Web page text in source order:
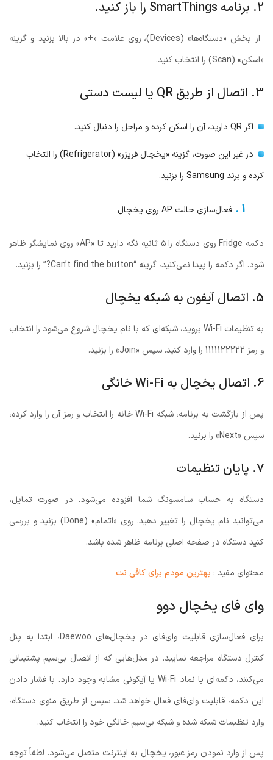
2. برنامه SmartThings را باز کنید.
از بخش «دستگاه‌ها» (Devices)، روی علامت «+» در بالا بزنید و گزینه
«اسکن» (Scan) را انتخاب کنید.
3. اتصال از طریق QR یا لیست دستی
اگر QR دارید، آن را اسکن کرده و مراحل را دنبال کنید.
در غیر این صورت، گزینه «یخچال فریزر» (Refrigerator) را انتخاب
کرده و برند Samsung را بزنید.
فعال‌سازی حالت AP روی یخچال
دکمه Fridge روی دستگاه را ۵ ثانیه نگه دارید تا «AP» روی نمایشگر ظاهر
شود. اگر دکمه را پیدا نمی‌کنید، گزینه “Can’t find the button?” را بزنید.
5. اتصال آیفون به شبکه یخچال
به تنظیمات Wi-Fi بروید، شبکه‌ای که با نام یخچال شروع می‌شود را انتخاب
و رمز 1111122222 را وارد کنید. سپس «Join» را بزنید.
6. اتصال یخچال به Wi-Fi خانگی
پس از بازگشت به برنامه، شبکه Wi-Fi خانه را انتخاب و رمز آن را وارد کرده،
سپس «Next» را بزنید.
7. پایان تنظیمات
دستگاه به حساب سامسونگ شما افزوده می‌شود. در صورت تمایل،
می‌توانید نام یخچال را تغییر دهید. روی «اتمام» (Done) بزنید و بررسی
کنید دستگاه در صفحه اصلی برنامه ظاهر شده باشد.
محتوای مفید : بهترین مودم برای کافی نت
وای فای یخچال دوو
برای فعال‌سازی قابلیت وای‌فای در یخچال‌های Daewoo، ابتدا به پنل
کنترل دستگاه مراجعه نمایید. در مدل‌هایی که از اتصال بی‌سیم پشتیبانی
می‌کنند، دکمه‌ای با نماد Wi-Fi یا آیکونی مشابه وجود دارد. با فشار دادن
این دکمه، قابلیت وای‌فای فعال خواهد شد. سپس از طریق منوی دستگاه،
وارد تنظیمات شبکه شده و شبکه بی‌سیم خانگی خود را انتخاب کنید.
پس از وارد نمودن رمز عبور، یخچال به اینترنت متصل می‌شود. لطفاً توجه